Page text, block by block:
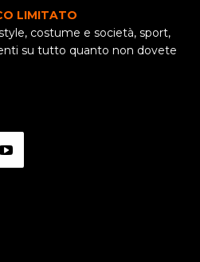
LIMITATO
costume e società, sport,
su tutto quanto non dovete